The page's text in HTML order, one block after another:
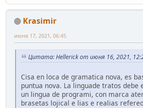
Krasimir
июня 17, 2021, 06:45
Цитата: Hellerick от июня 16, 2021,
Cisa en loca de gramatica nova, es
puntua nova. La linguade tratos debe
un lingua de programi, con marca
brasetas lojical e lias e realias